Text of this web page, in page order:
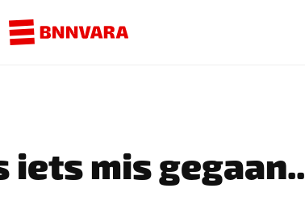
iets mis gegaan..